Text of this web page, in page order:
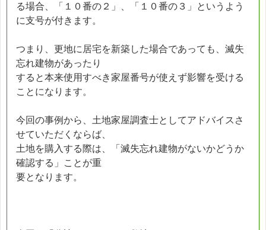
る場合、「１０番の２」、「１０番の３」というよう
に支号が付きます。
つまり、更地に居宅を新築した場合であっても、滅失
忘れ建物があったり
すると本来使用すべき家屋番号が使えず影響を受ける
ことになります。
今回の事例から、土地家屋調査士としてアドバイスさ
せていただくならば、
土地を購入する際は、「滅失忘れ建物がないかどうか
確認する」ことが重
要となります。